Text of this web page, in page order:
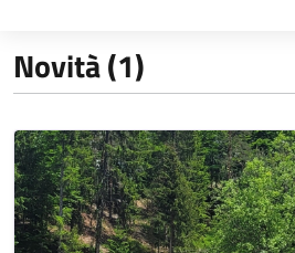
Novità (1)